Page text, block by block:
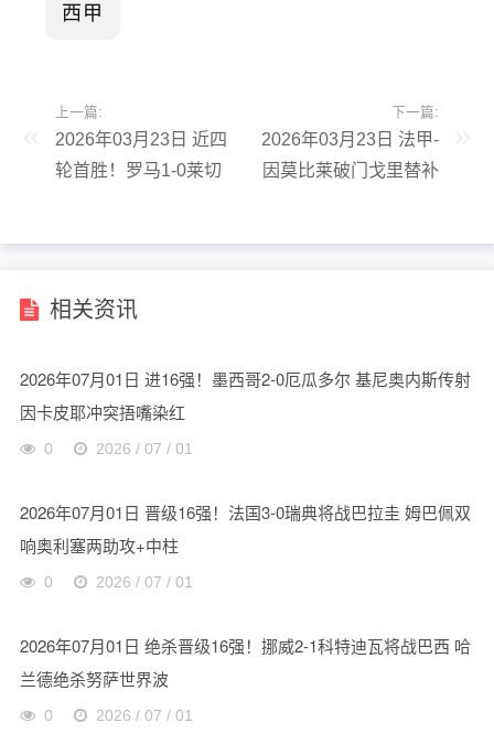
西甲
上一篇:
2026年03月23日 近四
轮首胜！罗马1-0莱切
下一篇:
2026年03月23日 法甲-
因莫比莱破门戈里替补
相关资讯
2026年07月01日 进16强！墨西哥2-0厄瓜多尔 基尼奥内斯传射
因卡皮耶冲突捂嘴染红
0 2026 / 07 / 01
2026年07月01日 晋级16强！法国3-0瑞典将战巴拉圭 姆巴佩双
响奥利塞两助攻+中柱
0 2026 / 07 / 01
2026年07月01日 绝杀晋级16强！挪威2-1科特迪瓦将战巴西 哈
兰德绝杀努萨世界波
0 2026 / 07 / 01